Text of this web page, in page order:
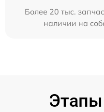
Более 20 тыс.
наличии на